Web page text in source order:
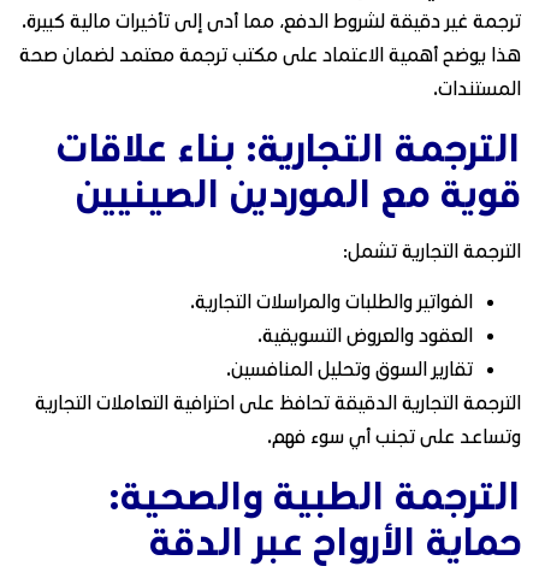
ترجمة غير دقيقة لشروط الدفع، مما أدى إلى تأخيرات مالية كبيرة.
هذا يوضح أهمية الاعتماد على مكتب ترجمة معتمد لضمان صحة
المستندات.
الترجمة التجارية: بناء علاقات
قوية مع الموردين الصينيين
الترجمة التجارية تشمل:
الفواتير والطلبات والمراسلات التجارية.
العقود والعروض التسويقية.
تقارير السوق وتحليل المنافسين.
الترجمة التجارية الدقيقة تحافظ على احترافية التعاملات التجارية
وتساعد على تجنب أي سوء فهم.
الترجمة الطبية والصحية:
حماية الأرواح عبر الدقة